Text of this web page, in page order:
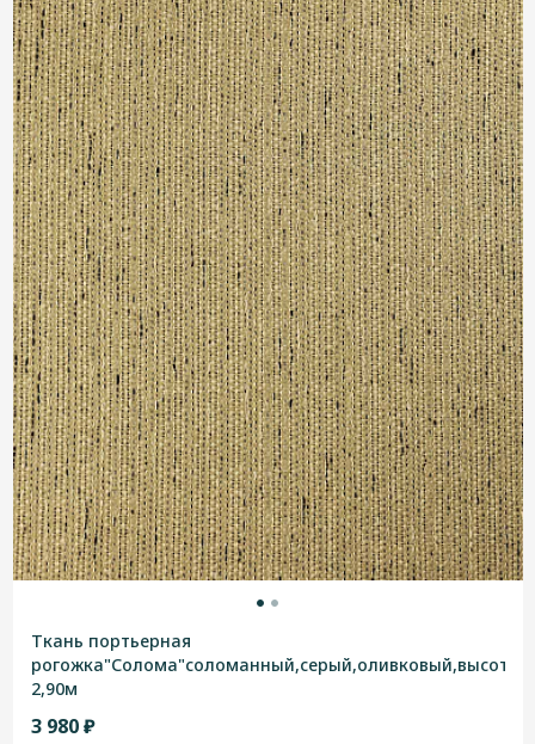
Ткань портьерная
2,90м
3 980 ₽